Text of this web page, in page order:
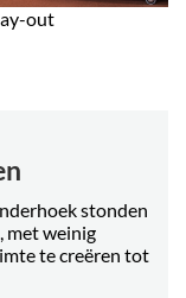
out
stonden
met weinig
te creëren tot